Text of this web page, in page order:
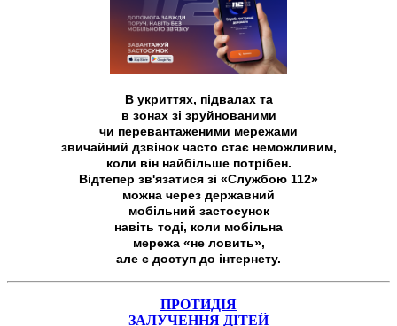
В укриттях, підвалах та
в зонах зі зруйнованими
чи перевантаженими мережами
звичайний дзвінок часто стає неможливим,
коли він найбільше потрібен.
Відтепер зв'язатися зі «Службою 112»
можна через державний
мобільний застосунок
навіть тоді, коли мобільна
мережа «не ловить»,
але є доступ до інтернету.
ПРОТИДІЯ
ЗАЛУЧЕННЯ ДІТЕЙ